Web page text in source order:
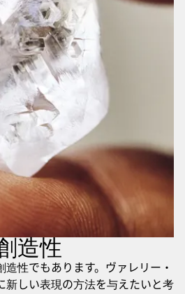
造性
性でもあります。ヴァレリー・
新しい表現の方法を与えたいと考